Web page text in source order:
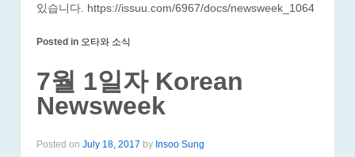
있습니다. https://issuu.com/6967/docs/newsweek_1064
Posted in 오타와 소식
7월 1일자 Korean
Newsweek
Posted on July 18, 2017 by Insoo Sung